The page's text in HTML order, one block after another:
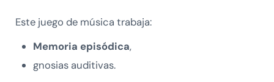
Este juego de música trabaja:
Memoria episódica,
gnosias auditivas.